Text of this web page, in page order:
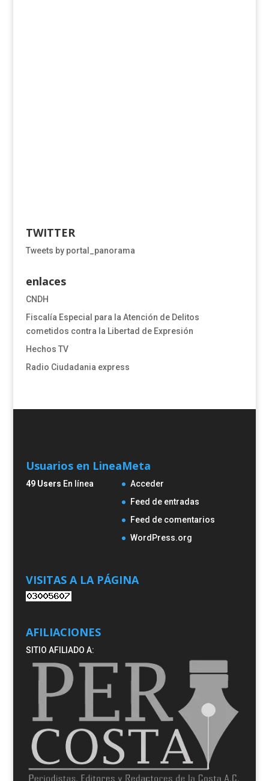
TWITTER
Tweets by portal_panorama
enlaces
CNDH
​​​​​​​​​​​​Fiscalía Especial para la Atención de Delitos
cometidos contra la Libertad de Expresión​
Hechos TV
Radio Ciudadania express
Usuarios en Linea
49 Users En línea
Meta
Acceder
Feed de entradas
Feed de comentarios
WordPress.org
VISITAS A LA PÁGINA
AFILIACIONES
SITIO AFILIADO A: